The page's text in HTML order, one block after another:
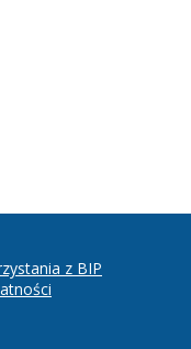
z BIP